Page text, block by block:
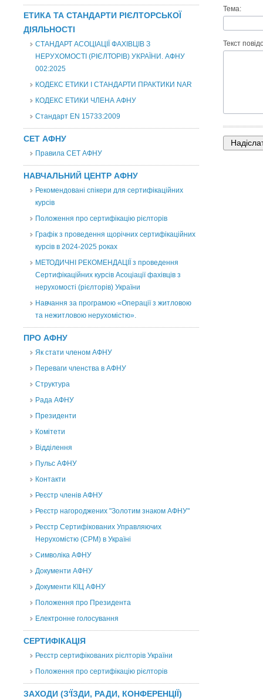
ЕТИКА ТА СТАНДАРТИ РІЄЛТОРСЬКОЇ
ДІЯЛЬНОСТІ
СТАНДАРТ АСОЦІАЦІЇ ФАХІВЦІВ З
НЕРУХОМОСТІ (РІЄЛТОРІВ) УКРАЇНИ. АФНУ
002:2025
КОДЕКС ЕТИКИ І СТАНДАРТИ ПРАКТИКИ NAR
КОДЕКС ЕТИКИ ЧЛЕНА АФНУ
Стандарт EN 15733:2009
СЕТ АФНУ
Правила СЕТ АФНУ
НАВЧАЛЬНИЙ ЦЕНТР АФНУ
Рекомендовані спікери для сертифікаційних
курсів
Положення про сертифікацію рієлторів
Графік з проведення щорічних сертифікаційних
курсів в 2024-2025 роках
МЕТОДИЧНІ РЕКОМЕНДАЦІЇ з проведення
Сертифікаційних курсів Асоціації фахівців з
нерухомості (рієлторів) України
Навчання за програмою «Операції з житловою
та нежитловою нерухомістю».
ПРО АФНУ
Як стати членом АФНУ
Переваги членства в АФНУ
Структура
Рада АФНУ
Президенти
Комітети
Відділення
Пульс АФНУ
Контакти
Реєстр членів АФНУ
Реєстр нагороджених "Золотим знаком АФНУ"
Реєстр Сертифікованих Управляючих
Нерухомістю (CPM) в Україні
Символіка АФНУ
Документи АФНУ
Документи КІЦ АФНУ
Положення про Президента
Електронне голосування
СЕРТИФІКАЦІЯ
Реєстр сертифікованих рієлторів України
Положення про сертифікацію рієлторів
ЗАХОДИ (З'ЇЗДИ, РАДИ, КОНФЕРЕНЦІЇ)
Тема:
Текст